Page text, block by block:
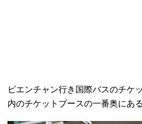
ビエンチャン行き国際バスのチケ
内のチケットブースの一番奥にある